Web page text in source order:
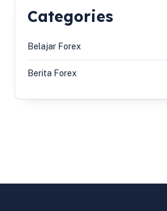
Categories
Belajar Forex
Berita Forex